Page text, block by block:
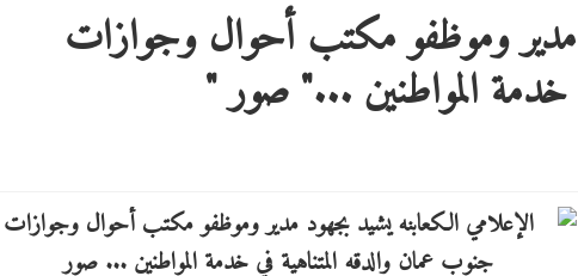
مدير وموظفو مكتب أحوال وجوازات
خدمة المواطنين ..." صور "